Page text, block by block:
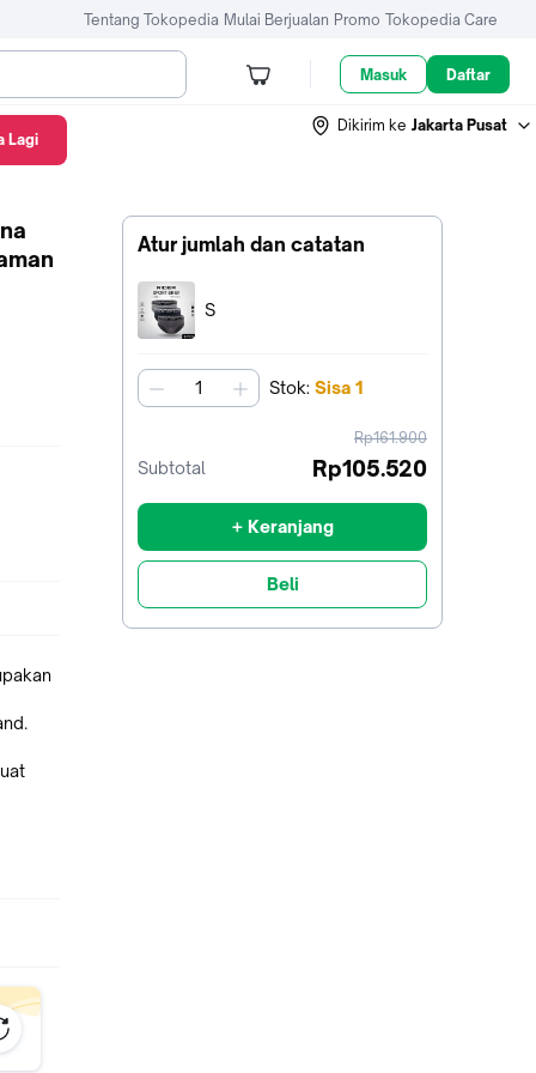
Tentang Tokopedia Mulai Berjualan Promo Tokopedia Care
Masuk Daftar
Dikirim ke Jakarta Pusat
Atur jumlah dan catatan
Terpilih:
S
jumlah Stok: Sisa 1
harga
sebelum
Rp161.900
Subtotal Rp105.520
+ Keranjang
Beli
Lagi